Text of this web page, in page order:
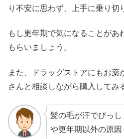
り不安に思わず、上手に乗り切
もし更年期で気になることがあ
もらいましょう。
また、ドラッグストアにもお薬
さんと相談しながら購入してみ
髪の毛が汗でびっ
や更年期以外の原因